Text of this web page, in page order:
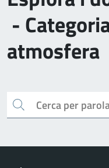
-
atmosfera
Cerca